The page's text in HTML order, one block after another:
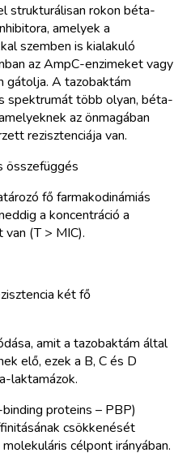
strukturálisan rokon béta-
amelyek a
szemben is kialakuló
az AmpC-enzimeket vagy
gátolja. A tazobaktám
spektrumát több olyan, béta-
az önmagában
rezisztenciája van.
összefüggés
fő farmakodinámiás
a koncentráció a
(T > MIC).
két fő
amit a tazobaktám által
elő, ezek a B, C és D
laktamázok.
proteins – PBP)
csökkenését
célpont irányában.